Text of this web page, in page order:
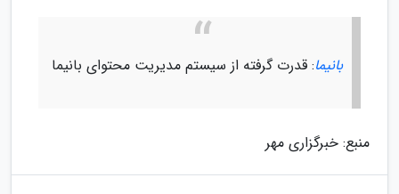
بانیما: قدرت گرفته از سیستم مدیریت محتوای بانیما
منبع: خبرگزاری مهر